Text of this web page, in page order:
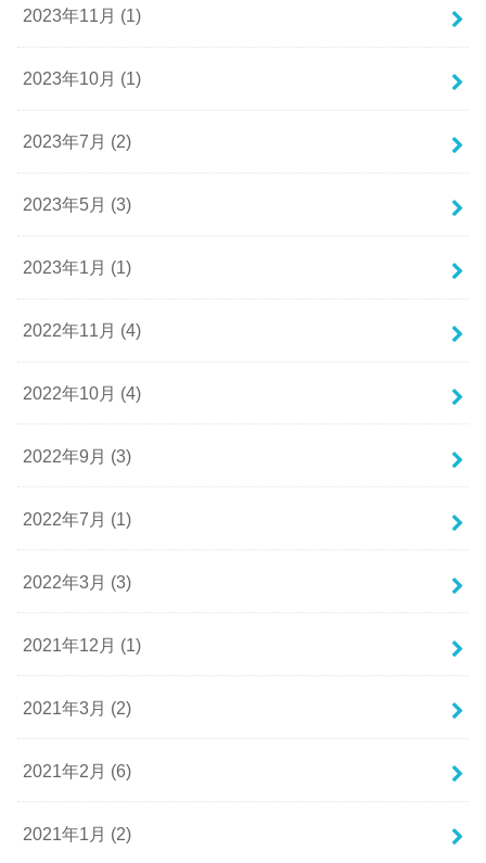
2023年11月 (1)
2023年10月 (1)
2023年7月 (2)
2023年5月 (3)
2023年1月 (1)
2022年11月 (4)
2022年10月 (4)
2022年9月 (3)
2022年7月 (1)
2022年3月 (3)
2021年12月 (1)
2021年3月 (2)
2021年2月 (6)
2021年1月 (2)